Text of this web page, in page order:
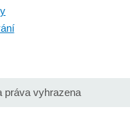
práva vyhrazena